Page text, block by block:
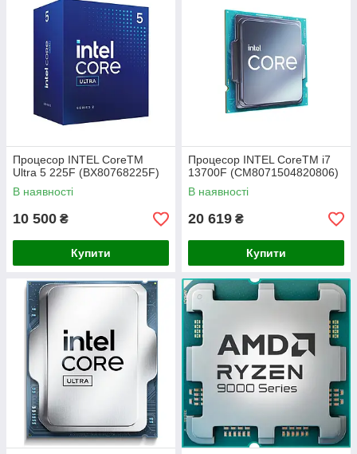
Процесор INTEL CoreTM
Ultra 5 225F (BX80768225F)
В наявності
10 500 ₴
Купити
Процесор INTEL CoreTM i7
13700F (CM8071504820806)
В наявності
20 619 ₴
Купити